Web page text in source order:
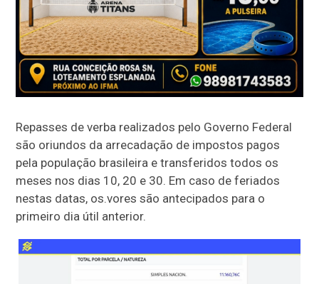
Repasses de verba realizados pelo Governo Federal
são oriundos da arrecadação de impostos pagos
pela população brasileira e transferidos todos os
meses nos dias 10, 20 e 30. Em caso de feriados
nestas datas, os.vores são antecipados para o
primeiro dia útil anterior.